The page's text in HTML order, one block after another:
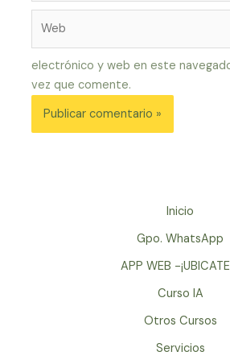
electrónico y web en este
vez que comente.
Inicio
Gpo. WhatsApp
APP WEB -
Curso IA
Otros Cursos
Servicios